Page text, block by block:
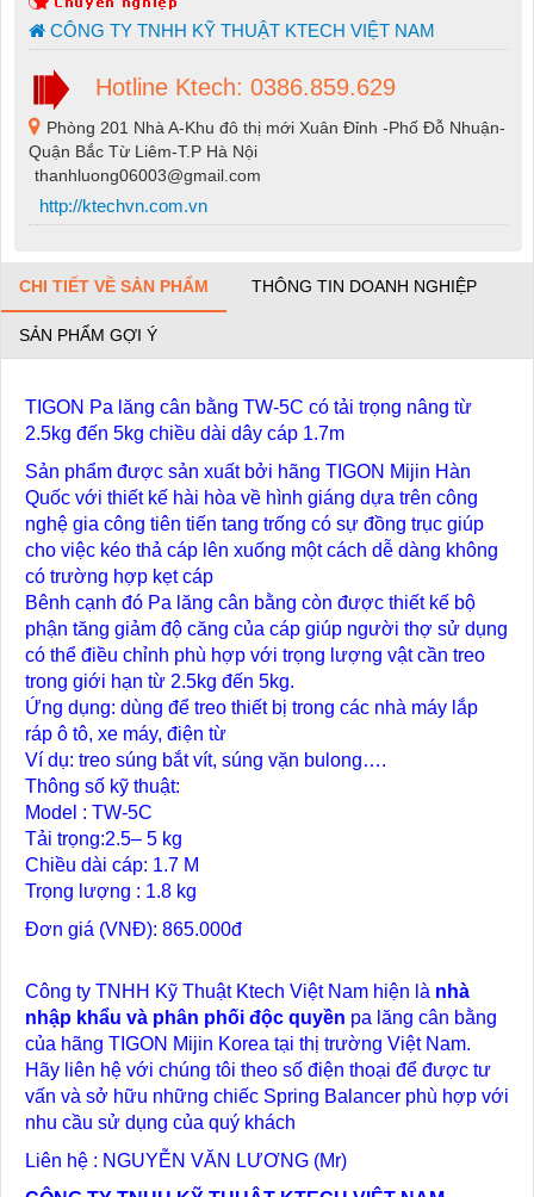
CÔNG TY TNHH KỸ THUẬT KTECH VIỆT NAM
Hotline Ktech: 0386.859.629
Phòng 201 Nhà A-Khu đô thị mới Xuân Đỉnh -Phố Đỗ Nhuận-
Quận Bắc Từ Liêm-T.P Hà Nội
thanhluong06003@gmail.com
http://ktechvn.com.vn
CHI TIẾT VỀ SẢN PHẨM THÔNG TIN DOANH NGHIỆP
SẢN PHẨM GỢI Ý
TIGON Pa lăng cân bằng TW-5C có tải trọng nâng từ
2.5kg đến 5kg chiều dài dây cáp 1.7m
Sản phẩm được sản xuất bởi hãng TIGON Mijin Hàn
Quốc với thiết kế hài hòa về hình giáng dựa trên công
nghệ gia công tiên tiến tang trống có sự đồng trục giúp
cho việc kéo thả cáp lên xuống một cách dễ dàng không
có trường hợp kẹt cáp
Bênh cạnh đó Pa lăng cân bằng còn được thiết kế bộ
phận tăng giảm độ căng của cáp giúp người thợ sử dụng
có thể điều chỉnh phù hợp với trọng lượng vật cần treo
trong giới hạn từ 2.5kg đến 5kg.
Ứng dụng: dùng để treo thiết bị trong các nhà máy lắp
ráp ô tô, xe máy, điện từ
Ví dụ: treo súng bắt vít, súng vặn bulong….
Thông số kỹ thuật:
Model : TW-5C
Tải trọng:2.5– 5 kg
Chiều dài cáp: 1.7 M
Trọng lượng : 1.8 kg
Đơn giá (VNĐ): 865.000đ
Công ty TNHH Kỹ Thuật Ktech Việt Nam hiện là nhà
nhập khẩu và phân phối độc quyền pa lăng cân bằng
của hãng TIGON Mijin Korea tại thị trường Việt Nam.
Hãy liên hệ với chúng tôi theo số điện thoại để được tư
vấn và sở hữu những chiếc Spring Balancer phù hợp với
nhu cầu sử dụng của quý khách
Liên hệ : NGUYỄN VĂN LƯƠNG (Mr)